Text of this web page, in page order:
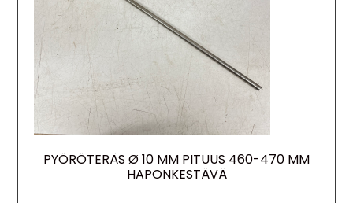
PYÖRÖTERÄS Ø 10 MM PITUUS 460-470 MM
HAPONKESTÄVÄ